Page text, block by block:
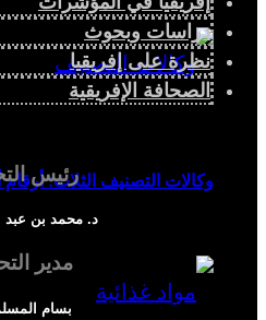
وكالات التصنيف الثلاث:
دراسات وبحوث
نظرة على إفريقيا
الصحافة الإفريقية
رئيس
د. محمد بن عبد
مدير
بسام